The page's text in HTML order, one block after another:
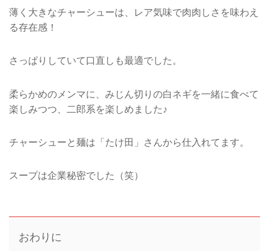
薄く大きなチャーシューは、レア気味で肉肉しさを味わえ
る存在感！
さっぱりしていて口直しも最適でした。
柔らかめのメンマに、みじん切りの白ネギを一緒に食べて
楽しみつつ、二郎系を楽しめました♪
チャーシューと麺は「たけ田」さんから仕入れてます。
スープは企業秘密でした（笑）
おわりに